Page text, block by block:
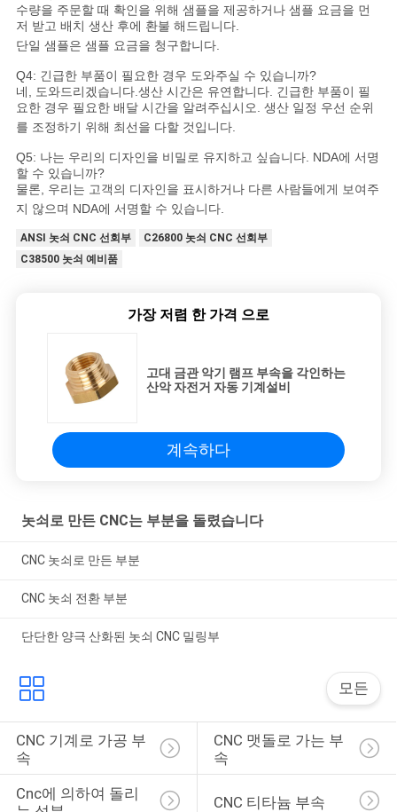
수량을 주문할 때 확인을 위해 샘플을 제공하거나 샘플 요금을 먼
저 받고 배치 생산 후에 환불 해드립니다.
단일 샘플은 샘플 요금을 청구합니다.
Q4: 긴급한 부품이 필요한 경우 도와주실 수 있습니까?
네, 도와드리겠습니다.생산 시간은 유연합니다. 긴급한 부품이 필
요한 경우 필요한 배달 시간을 알려주십시오. 생산 일정 우선 순위
를 조정하기 위해 최선을 다할 것입니다.
Q5: 나는 우리의 디자인을 비밀로 유지하고 싶습니다. NDA에 서명
할 수 있습니까?
물론, 우리는 고객의 디자인을 표시하거나 다른 사람들에게 보여주
지 않으며 NDA에 서명할 수 있습니다.
ANSI 놋쇠 CNC 선회부
C26800 놋쇠 CNC 선회부
C38500 놋쇠 예비품
가장 저렴 한 가격 으로
고대 금관 악기 램프 부속을 각인하는
산악 자전거 자동 기계설비
계속하다
놋쇠로 만든 CNC는 부분을 돌렸습니다
CNC 놋쇠로 만든 부분
CNC 놋쇠 전환 부분
단단한 양극 산화된 놋쇠 CNC 밀링부
모든
CNC 기계로 가공 부
속
CNC 맷돌로 가는 부
속
Cnc에 의하여 돌리
CNC 티타늄 부속